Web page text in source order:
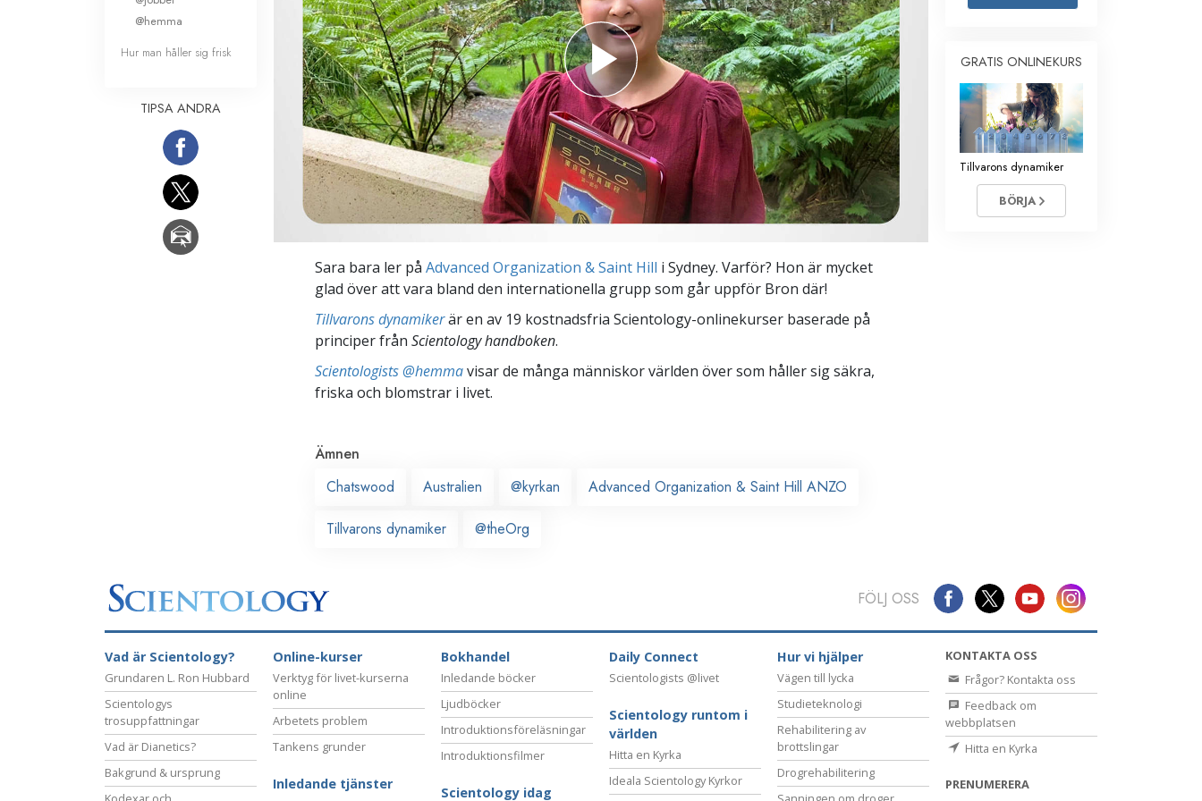
Barn
Verktyg för arbetslivet
Etik och tillstånden
Orsaken till undertryckande
Undersökningar
Organiseringens grunder
Sara bara ler på Advanced Organization & Saint Hill i Sydney. Varför? Hon är mycket
glad över att vara bland den internationella grupp som går uppför Bron där!
Tillvarons dynamikerär en av 19 kostnadsfria Scientology-onlinekurser baserade på
principer från Scientology handboken.
Scientologists @hemmavisar de många människor världen över som håller sig säkra,
friska och blomstrar i livet.
Ämnen
Chatswood
Australien @kyrkan Advanced Organization & Saint Hill ANZO
Tillvarons dynamiker @theOrg
@hemma
Hur man håller sig frisk
TIPSA ANDRA
GRATIS ONLINEKURS
Tillvarons dynamiker
BÖRJA
FÖLJ OSS
Vad är Scientology?
Grundaren L. Ron Hubbard
Scientologys
trosuppfattningar
Vad är Dianetics?
Bakgrund & ursprung
Online-kurser
Verktyg för livet-kurserna
online
Arbetets problem
Tankens grunder
Inledande tjänster
Bokhandel
Inledande böcker
Ljudböcker
Introduktionsföreläsningar
Introduktionsfilmer
Scientology idag
Daily Connect
Scientologists @livet
Scientology runtom i
världen
Hitta en Kyrka
Ideala Scientology Kyrkor
Hur vi hjälper
Vägen till lycka
Studieteknologi
Rehabilitering av
brottslingar
Drogrehabilitering
KONTAKTA OSS
Frågor? Kontakta oss
Feedback om
webbplatsen
Hitta en Kyrka
PRENUMERERA